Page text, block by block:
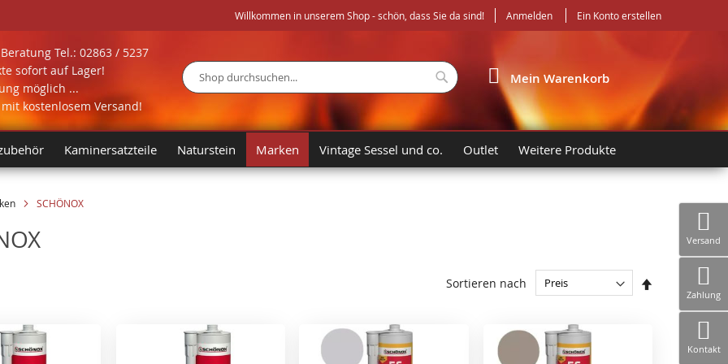
Willkommen in unserem Shop - schön, dass Sie da sind! Anmelden Ein Konto erstellen
Tel.: 02863 / 5237
sofort auf Lager!
möglich ...
kostenlosem Versand!
Mein Warenkorb
Suche
Suche
Kaminersatzteile Naturstein Marken Vintage Sessel und co. Outlet Weitere Produkte
SCHÖNOX
Sortieren nach
absteigender
Reihenfolge
Versand
Zahlung
Kontakt